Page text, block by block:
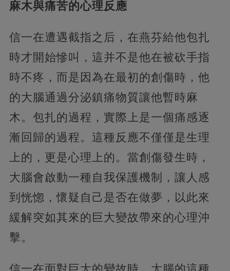
麻木與痛苦的心理反應
信一在遭遇截指之后，在燕芬給他包扎
時才開始慘叫，這并不是他在被砍手指
時不疼，而是因為在最初的創傷時，他
的大腦通過分泌鎮痛物質讓他暫時麻
木。包扎的過程，實際上是一個痛感逐
漸回歸的過程。這種反應不僅僅是生理
上的，更是心理上的。當創傷發生時，
大腦會啟動一種自我保護機制，讓人感
到恍惚，懷疑自己是否在做夢，以此來
緩解突如其來的巨大變故帶來的心理沖
擊。